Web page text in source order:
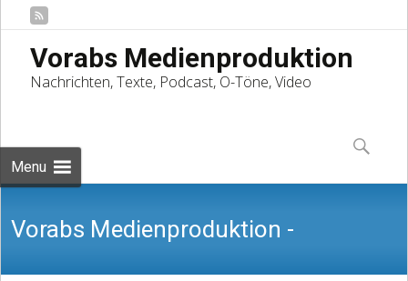
Vorabs Medienproduktion
Nachrichten, Texte, Podcast, O-Töne, Video
Menu
to
content
Suchen
nach:
Vorabs Medienproduktion -